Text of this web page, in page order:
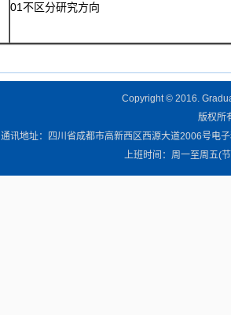
01不区分研究方向
Copyright © 2016.
版权所
通讯地址：四川省成都市高新西区西源大道2006号电
上班时间：周一至周五(